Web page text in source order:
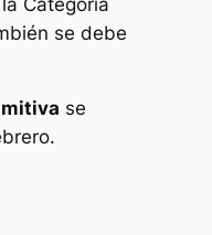
se debe
se